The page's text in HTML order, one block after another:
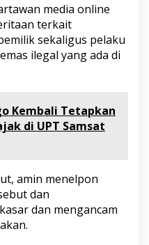
media online
terkait
sekaligus pelaku
ilegal yang ada di
Kembali Tetapkan
di UPT Samsat
amin menelpon
dan
dan mengancam